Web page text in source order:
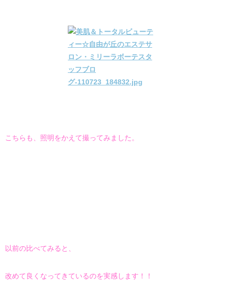
こちらも、照明をかえて撮ってみました。
以前の比べてみると、
改めて良くなってきているのを実感します！！